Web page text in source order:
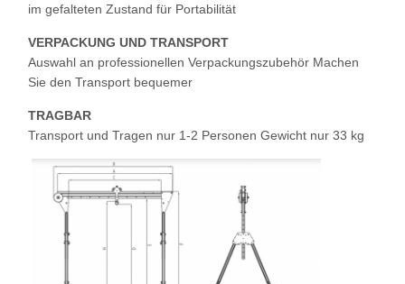
Alle Fälle
Plaudern Sie
Jetzt
Kranräder
Krähenhaken
im gefalteten Zustand für Portabilität
VERPACKUNG UND TRANSPORT
Auswahl an professionellen Verpackungszubehör Machen
Sie den Transport bequemer
TRAGBAR
Transport und Tragen nur 1-2 Personen Gewicht nur 33 kg